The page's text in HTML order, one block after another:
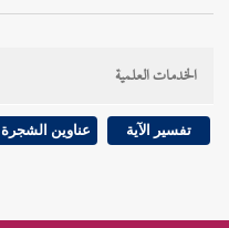
الخدمات العلمية
تفسير الآية عناوين الشجرة